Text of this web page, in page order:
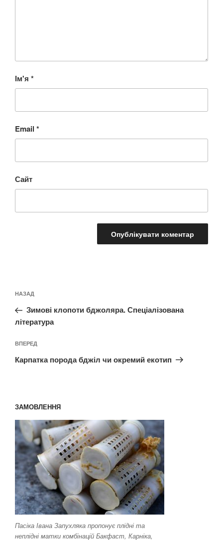
Ім'я *
Email *
Сайт
записів
Попередній
запис:
НАЗАД
Зимові клопоти бджоляра. Спеціалізована
література
Наступний
запис
ВПЕРЕД
Карпатка порода бджіл чи окремий екотип
ЗАМОВЛЕННЯ
Пасіка Івана Запухляка пропонує плідні та
неплідні матки комбінацій Бакфаст, Карніка,